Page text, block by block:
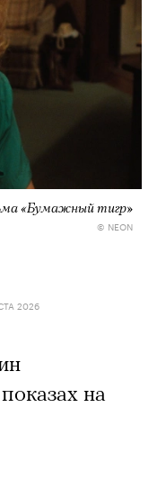
«Бумажный тигр»
© NEON
2026
на